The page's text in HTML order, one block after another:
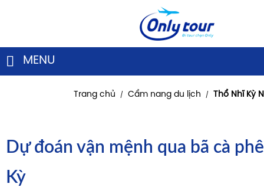
MENU
Trang chủ / Cẩm nang du lịch / Thổ Nhĩ Kỳ
Dự đoán vận mệnh qua bã cà
Kỳ